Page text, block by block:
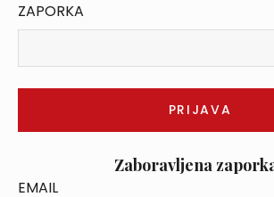
ZAPORKA
Zaboravljena
EMAIL